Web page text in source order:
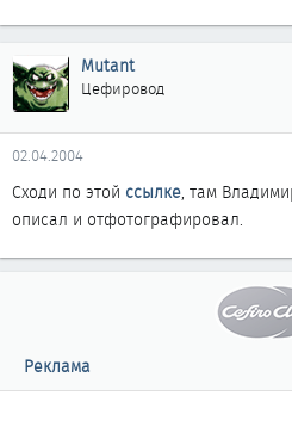
Mutant
Цефировод
02.04.2004
Сходи по этой ссылке, там
описал и отфотографировал.
Реклама